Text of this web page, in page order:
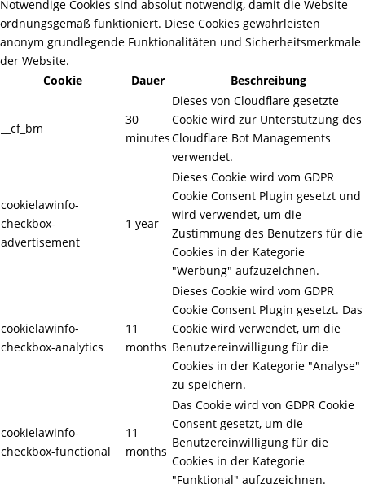
Notwendige Cookies sind absolut notwendig, damit die Website
ordnungsgemäß funktioniert. Diese Cookies gewährleisten
anonym grundlegende Funktionalitäten und Sicherheitsmerkmale
der Website.
Cookie
Dauer Beschreibung
__cf_bm
30
minutes
Dieses von Cloudflare gesetzte
Cookie wird zur Unterstützung des
Cloudflare Bot Managements
verwendet.
cookielawinfo-
checkbox-
advertisement
1 year
Dieses Cookie wird vom GDPR
Cookie Consent Plugin gesetzt und
wird verwendet, um die
Zustimmung des Benutzers für die
Cookies in der Kategorie
"Werbung" aufzuzeichnen.
cookielawinfo-
checkbox-analytics
11
months
Dieses Cookie wird vom GDPR
Cookie Consent Plugin gesetzt. Das
Cookie wird verwendet, um die
Benutzereinwilligung für die
Cookies in der Kategorie "Analyse"
zu speichern.
cookielawinfo-
checkbox-functional
11
months
Das Cookie wird von GDPR Cookie
Consent gesetzt, um die
Benutzereinwilligung für die
Cookies in der Kategorie
"Funktional" aufzuzeichnen.